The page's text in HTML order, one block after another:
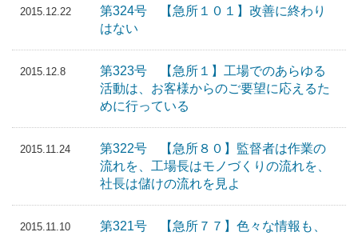
2015.12.22
第324号 【急所１０１】改善に終わり
はない
2015.12.8
第323号 【急所１】工場でのあらゆる
活動は、お客様からのご要望に応えるた
めに行っている
2015.11.24
第322号 【急所８０】監督者は作業の
流れを、工場長はモノづくりの流れを、
社長は儲けの流れを見よ
2015.11.10
第321号 【急所７７】色々な情報も、